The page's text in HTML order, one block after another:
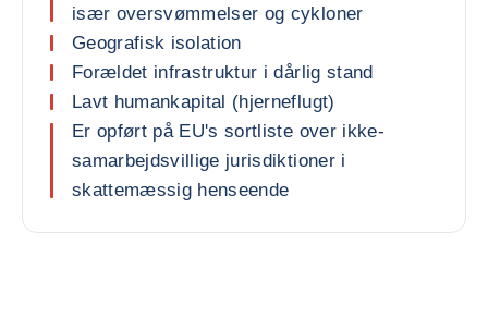
især oversvømmelser og cykloner
Geografisk isolation
Forældet infrastruktur i dårlig stand
Lavt humankapital (hjerneflugt)
Er opført på EU's sortliste over ikke-
samarbejdsvillige jurisdiktioner i
skattemæssig henseende